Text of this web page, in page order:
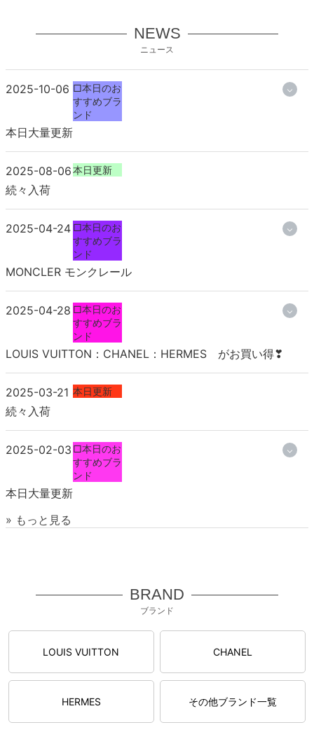
NEWS
ニュース
2025-10-06 □本日のお
すすめブラ
ンド
本日大量更新
2025-08-06本日更新
続々入荷
2025-04-24 □本日のお
すすめブラ
ンド
MONCLER モンクレール
2025-04-28 □本日のお
すすめブラ
ンド
LOUIS VUITTON：CHANEL：HERMES がお買い得❣
2025-03-21 本日更新
続々入荷
2025-02-03 □本日のお
すすめブラ
ンド
本日大量更新
» もっと見る
BRAND
ブランド
LOUIS VUITTON CHANEL
HERMES その他ブランド一覧